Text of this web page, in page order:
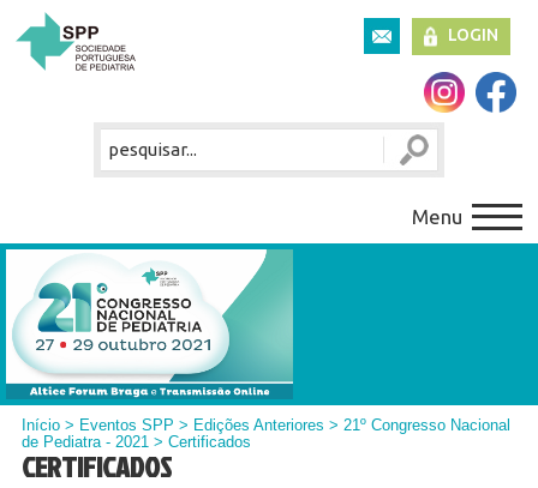
LOGIN
Menu
Início > Eventos SPP > Edições Anteriores >21º Congresso Nacional
de Pediatra - 2021 > Certificados
CERTIFICADOS